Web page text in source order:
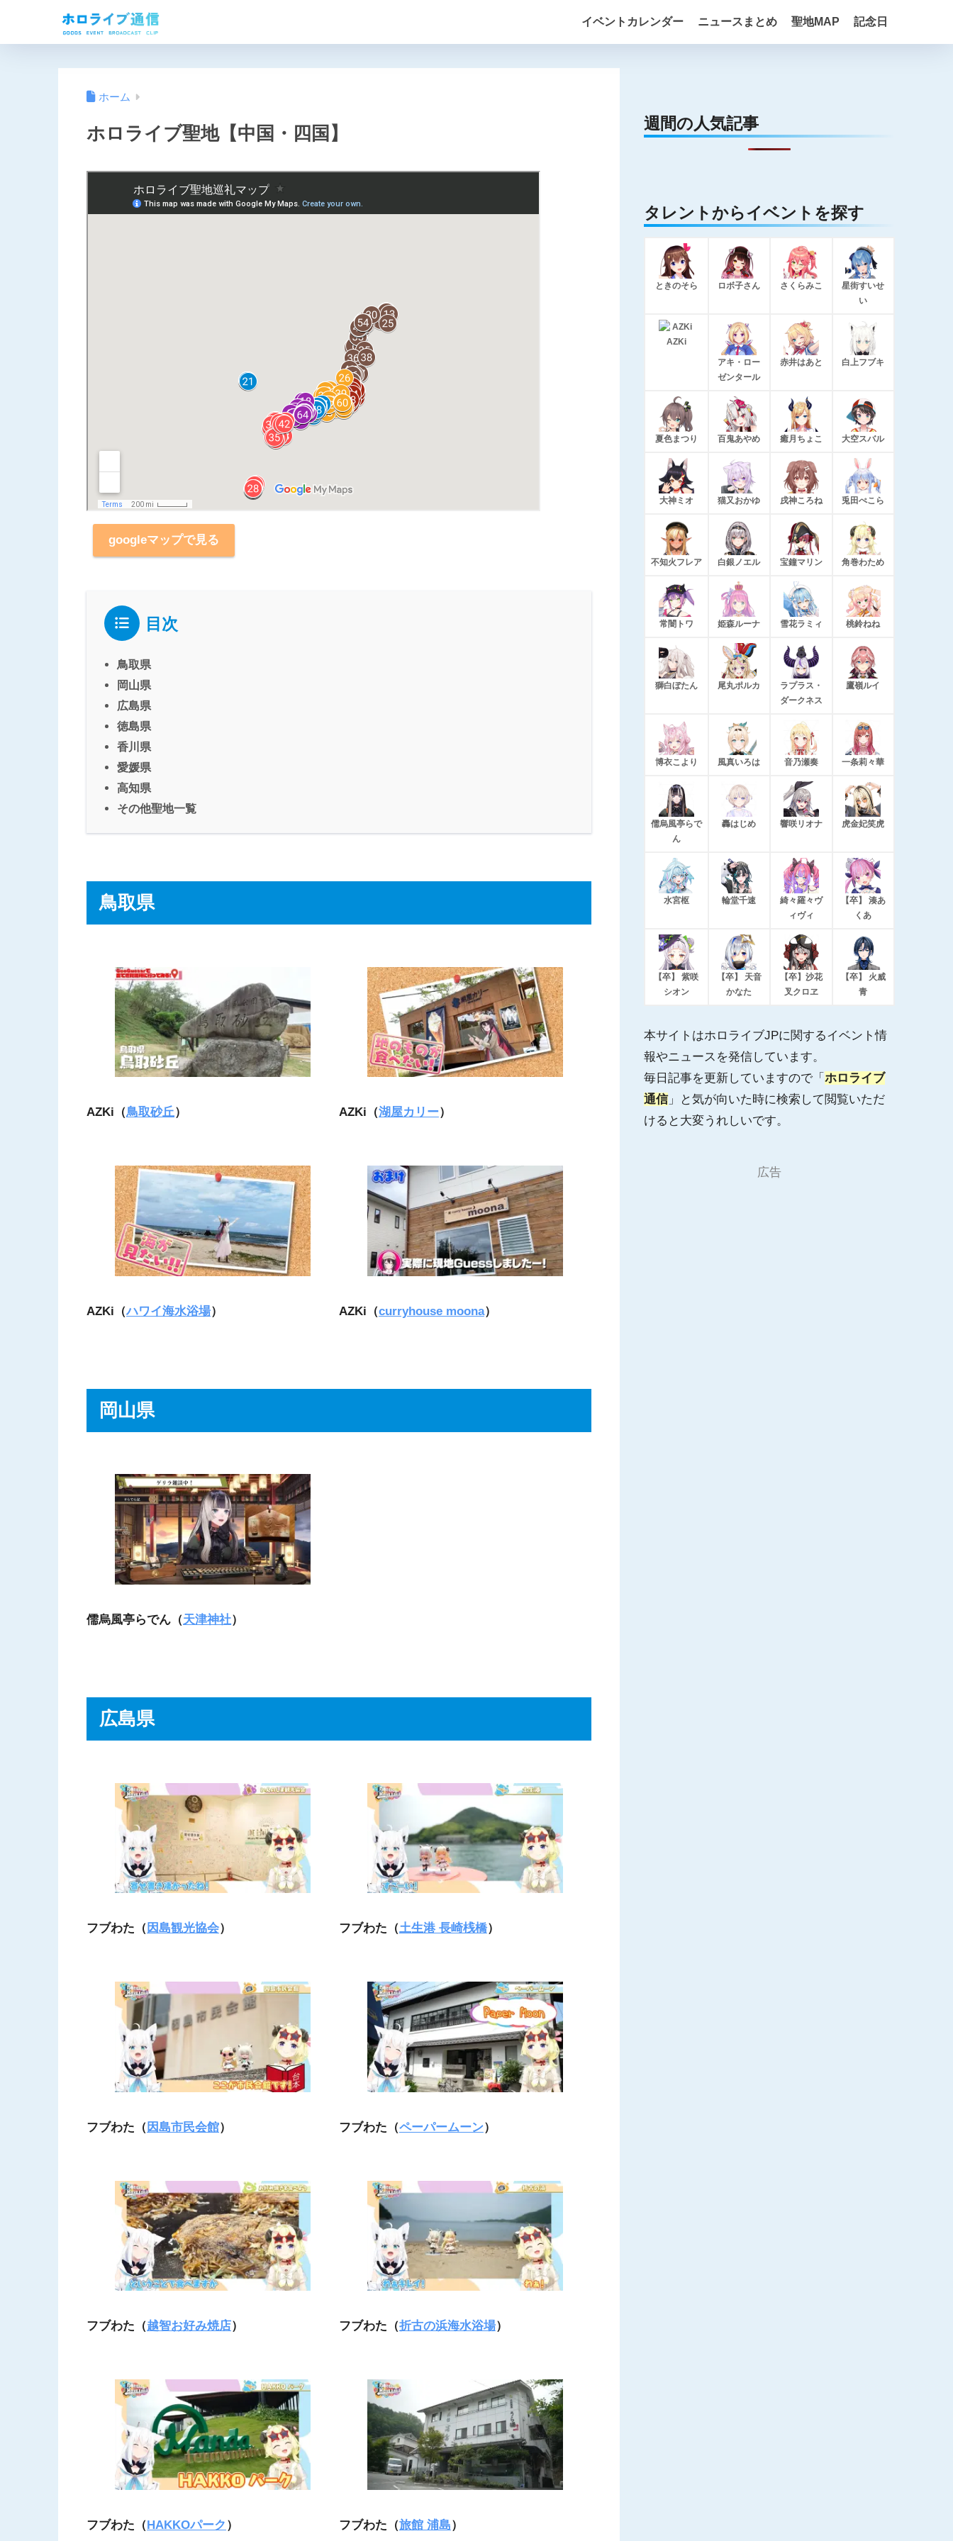
イベントカレンダー ニュースまとめ 聖地MAP 記念日
ホーム
ホロライブ聖地【中国・四国】
googleマップで見る
目次
鳥取県
岡山県
広島県
徳島県
香川県
愛媛県
高知県
その他聖地一覧
鳥取県
AZKi（鳥取砂丘） AZKi（湖屋カリー）
AZKi（ハワイ海水浴場） AZKi（curryhouse moona）
岡山県
儒烏風亭らでん（天津神社）
広島県
フブわた（ 因島観光協会） フブわた（土生港 長崎桟橋）
フブわた（ 因島市民会館） フブわた（ペーパームーン）
フブわた（越智お好み焼店） フブわた（折古の浜海水浴場）
フブわた（HAKKOパーク ） フブわた（旅館 浦島）
週間の人気記事
タレントからイベントを探す
ときのそら ロボ子さん さくらみこ
星街すいせ
い
AZKi
アキ・ロー
ゼンタール
赤井はあと 白上フブキ
夏色まつり 百鬼あやめ 癒月ちょこ 大空スバル
大神ミオ 猫又おかゆ 戌神ころね 兎田ぺこら
不知火フレア 白銀ノエル 宝鐘マリン 角巻わため
常闇トワ 姫森ルーナ 雪花ラミィ 桃鈴ねね
獅白ぼたん 尾丸ポルカ
ラプラス・
ダークネス
鷹嶺ルイ
博衣こより 風真いろは 音乃瀬奏 一条莉々華
儒烏風亭らで
ん
轟はじめ 響咲リオナ 虎金妃笑虎
水宮枢 輪堂千速
綺々羅々ヴ
ィヴィ
【卒】 湊あ
くあ
【卒】 紫咲
シオン
【卒】 天音
かなた
【卒】沙花
叉クロヱ
【卒】 火威
青
本サイトはホロライブJPに関するイベント情
報やニュースを発信しています。
毎日記事を更新していますので「 ホロライブ
通信」と気が向いた時に検索して閲覧いただ
けると大変うれしいです。
広告